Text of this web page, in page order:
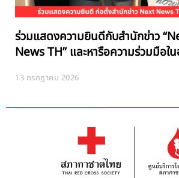
ร่วมแสดงความยินดีกับสำนักข่าว
News TH” และหารือความร่วมมือใ
13 กรกฎาคม 2026